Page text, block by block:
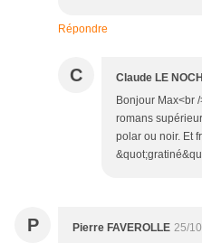
Répondre
C Claude LE
Bonjour Max<br
romans
polar ou noir. Et
P Pierre FAVEROLLE 25/